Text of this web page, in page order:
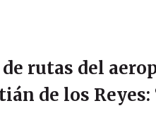
rutas del
de los